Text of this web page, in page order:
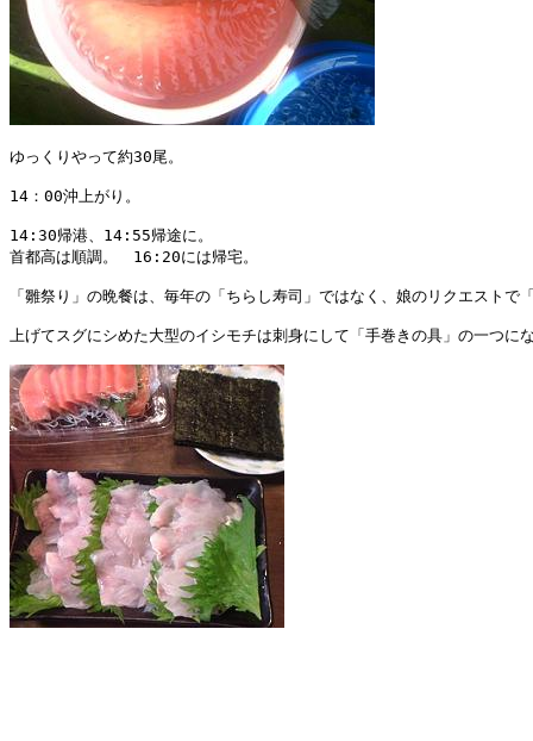
ゆっくりやって約30尾。
14：00沖上がり。
14:30帰港、14:55帰途に。
首都高は順調。　16:20には帰宅。
「雛祭り」の晩餐は、毎年の「ちらし寿司」ではなく、娘のリクエストで
上げてスグにシめた大型のイシモチは刺身にして「手巻きの具」の一つに